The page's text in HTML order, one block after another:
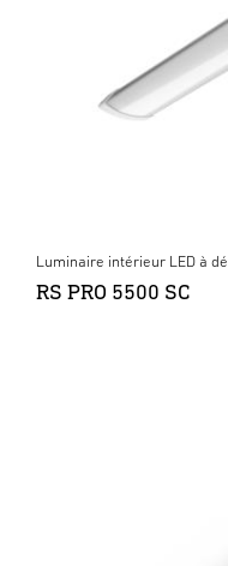
Luminaire intérieur LED à
RS PRO 5500 SC